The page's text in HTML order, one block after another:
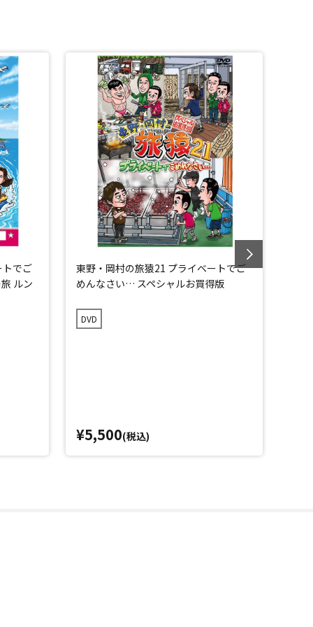
トでご
ルン
東野・岡村の旅猿21 プライベートでご
めんなさい… スペシャルお買得版
DVD
¥5,500(税込)